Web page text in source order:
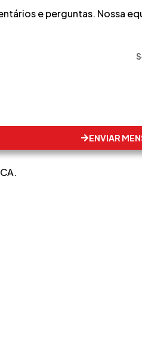
e perguntas. Nossa
ENVIAR